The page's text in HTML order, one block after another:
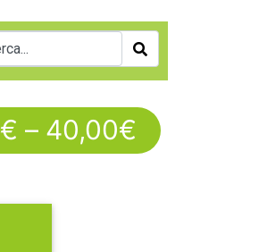
€ – 40,00€